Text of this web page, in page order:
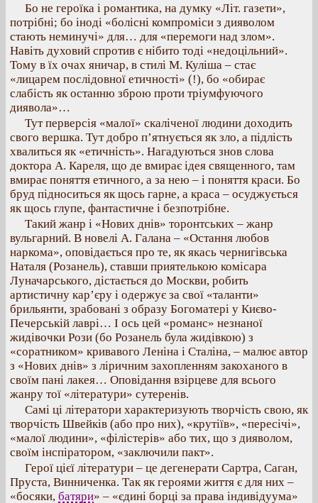
Бо не героїка і романтика, на думку «Літ. газети»,
потрібні; бо іноді «болісні компроміси з дияволом
стають неминучі» для… для «перемоги над злом».
Навіть духовий спротив є нібито тоді «недоцільний».
Тому в їх очах яничар, в стилі М. Куліша – стає
«лицарем послідовної етичності» (!), бо «обирає
слабість як останню зброю проти тріумфуючого
диявола»…
Тут перверсія «малої» скаліченої людини доходить
свого вершка. Тут добро п’ятнується як зло, а підлість
хвалиться як «етичність». Нагадуються знов слова
доктора А. Кареля, що де вмирає ідея священного, там
вмирає поняття етичного, а за нею – і поняття краси. Бо
бруд підноситься як щось гарне, а краса – осуджується
як щось глупе, фантастичне і безпотрібне.
Такий жанр і «Нових днів» торонтських – жанр
вульгарний. В новелі А. Галана – «Остання любов
наркома», оповідається про те, як якась чернигівська
Наталя (Розанель), ставши приятелькою комісара
Луначарського, дістається до Москви, робить
артистичну кар’єру і одержує за свої «таланти»
брильянти, зрабовані з образу Богоматері у Києво-
Печерській лаврі… І ось цей «романс» незнаної
жидівочки Рози (бо Розанель була жидівкою) з
«соратником» кривавого Леніна і Сталіна, – малює автор
з «Нових днів» з ліричним захопленням закоханого в
своїм пані лакея… Оповідання взірцеве для всього
жанру тої «літератури» сутеренів.
Самі ці літератори характеризують творчість свою, як
творчість Швейків (або про них), «крутіїв», «пересічі»,
«малої людини», «філістерів» або тих, що з дияволом,
своїм інспіратором, «заключили пакт».
Герої цієї літератури – це дегенерати Сартра, Саган,
Пруста, Винниченка. Так як героями життя є для них –
«босяки, батяри» – «єдині борці за права індивідуума»